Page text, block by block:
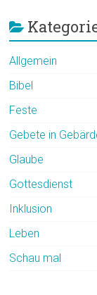
Allgemein
Bibel
Feste
Gebete in
Glaube
Gottesdienst
Inklusion
Leben
Schau mal